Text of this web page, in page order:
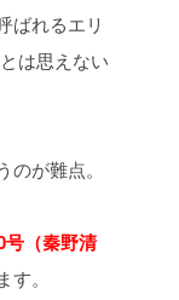
ばれるエリ
は思えない
が難点。
号（秦野清
す。